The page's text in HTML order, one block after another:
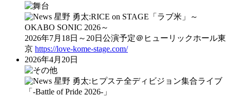
星野 勇太:RICE on STAGE「ラブ米」～
OKABO SONIC 2026～
2026年7月18日～20日公演予定＠ヒューリックホール東
京 https://love-kome-stage.com/
2026年4月20日
星野 勇太:ヒプステ全ディビジョン集合ライブ
「‐Battle of Pride 2026-」